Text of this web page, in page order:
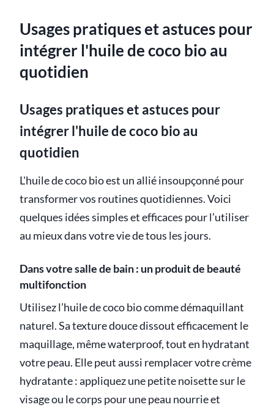
Usages pratiques et astuces pour
intégrer l'huile de coco bio au
quotidien
Usages pratiques et astuces pour
intégrer l'huile de coco bio au
quotidien
L'huile de coco bio est un allié insoupçonné pour
transformer vos routines quotidiennes. Voici
quelques idées simples et efficaces pour l’utiliser
au mieux dans votre vie de tous les jours.
Dans votre salle de bain : un produit de beauté
multifonction
Utilisez l’huile de coco bio comme démaquillant
naturel. Sa texture douce dissout efficacement le
maquillage, même waterproof, tout en hydratant
votre peau. Elle peut aussi remplacer votre crème
hydratante : appliquez une petite noisette sur le
visage ou le corps pour une peau nourrie et